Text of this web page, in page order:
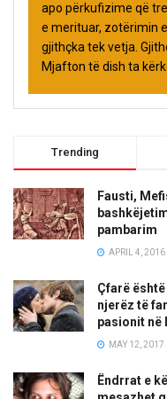
apo përkufizime që
e merituar, zotërimin
gjithçka tek vetja.
Mjafton të dish ta
Trending
Fausti,
pambarim
APRIL 4, 2016
Çfarë
njerëz të
pasionit në
MAY 12, 2017
Ëndrrat e